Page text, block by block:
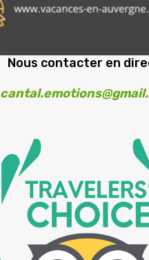
Nous contacter en